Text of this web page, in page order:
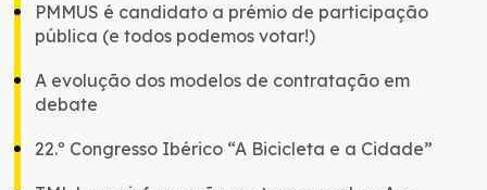
PMMUS é candidato a prémio de participação
pública (e todos podemos votar!)
A evolução dos modelos de contratação em
debate
22.º Congresso Ibérico “A Bicicleta e a Cidade”